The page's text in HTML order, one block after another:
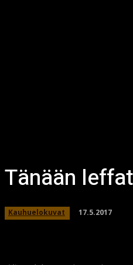
Tänään
Kauhuelokuvat 17.5.2017